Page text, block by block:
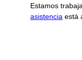
Estamos
asistencia está